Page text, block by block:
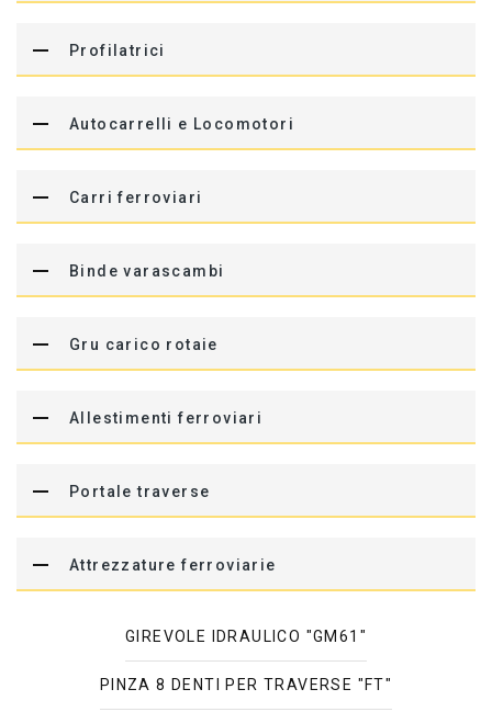
Profilatrici
Autocarrelli e Locomotori
Carri ferroviari
Binde varascambi
Gru carico rotaie
Allestimenti ferroviari
Portale traverse
Attrezzature ferroviarie
GIREVOLE IDRAULICO "GM61"
PINZA 8 DENTI PER TRAVERSE "FT"